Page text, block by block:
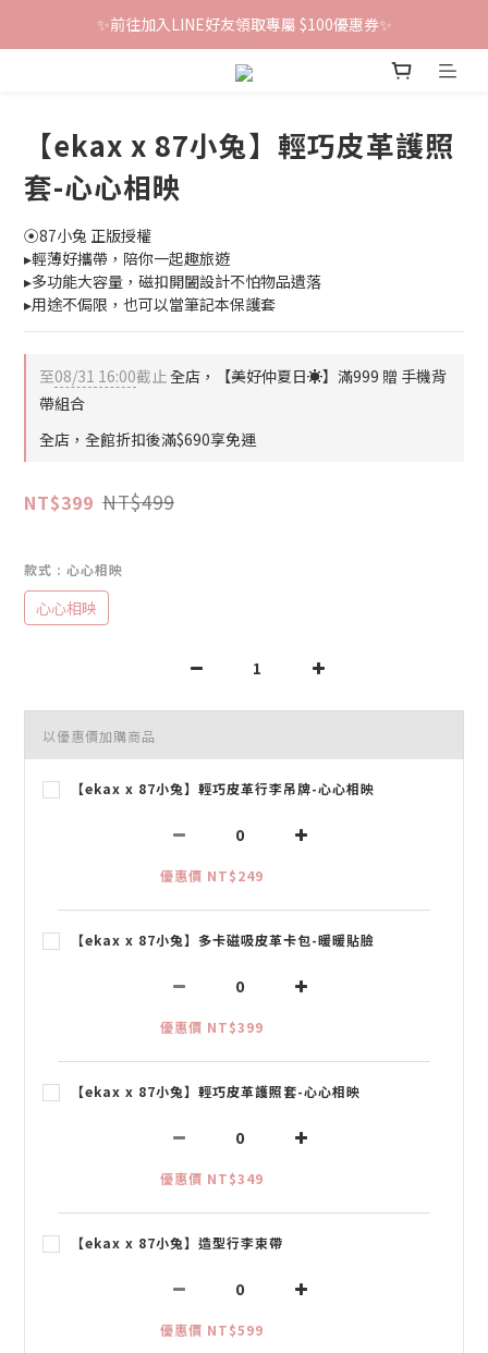
鐵粉群開張！限時加入贈100折價券🎀
✨前往加入LINE好友領取專屬 $100優惠券✨
鐵粉群開張！限時加入贈100折價券🎀
【ekax x 87小兔】輕巧皮革護照
套-心心相映
⦿87小兔 正版授權
▸輕薄好攜帶，陪你一起趣旅遊
▸多功能大容量，磁扣開闔設計不怕物品遺落
▸用途不侷限，也可以當筆記本保護套
至08/31 16:00截止全店，【美好仲夏日☀️】滿999 贈 手機背
帶組合
全店，全館折扣後滿$690享免運
NT$399 NT$499
款式 : 心心相映
心心相映
以優惠價加購商品
【ekax x 87小兔】輕巧皮革行李吊牌-心心相映
優惠價 NT$249
【ekax x 87小兔】多卡磁吸皮革卡包-暖暖貼臉
優惠價 NT$399
【ekax x 87小兔】輕巧皮革護照套-心心相映
優惠價 NT$349
【ekax x 87小兔】造型行李束帶
優惠價 NT$599